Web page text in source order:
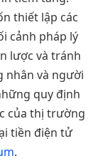
thiết lập các
cảnh pháp lý
lược và tránh
nhân và người
quy định
của thị trường
tiền điện tử
.